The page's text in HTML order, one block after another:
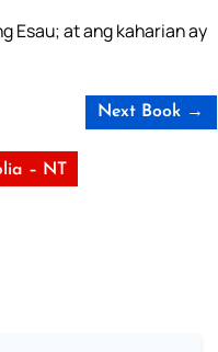
Esau; at ang kaharian ay
Next Book →
– NT